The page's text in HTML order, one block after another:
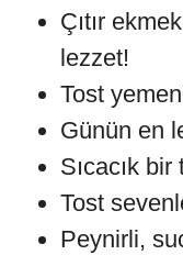
Çıtır
lezzet!
Tost
Günün en
Sıcacık
Tost
Peynirli,